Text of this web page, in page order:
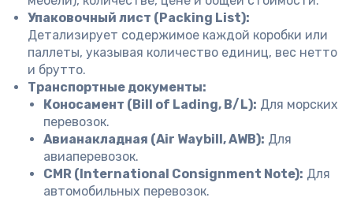
Упаковочный лист (Packing List):
Детализирует содержимое каждой коробки или
паллеты, указывая количество единиц, вес нетто
и брутто.
Транспортные документы:
Коносамент (Bill of Lading, B/L): Для морских
перевозок.
Авианакладная (Air Waybill, AWB): Для
авиаперевозок.
CMR (International Consignment Note): Для
автомобильных перевозок.